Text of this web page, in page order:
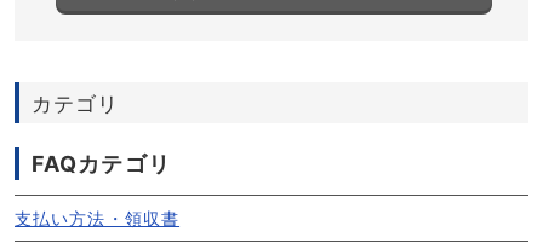
カテゴリ
FAQカテゴリ
支払い方法・領収書